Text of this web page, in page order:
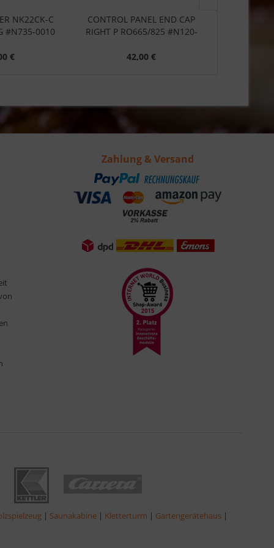
NK22CK-C
#N735-0010
€
CONTROL PANEL END CAP
RIGHT P RO665/825 #N120-
42,00 €
Zahlung & Versand
| Saunakabine | Kletterturm | Gartengerätehaus |